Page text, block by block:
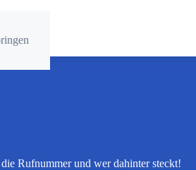
Rufnummer und wer dahinter steckt!